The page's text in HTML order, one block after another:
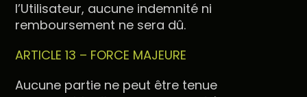
l’Utilisateur, aucune indemnité ni
remboursement ne sera dû.
ARTICLE 13 – FORCE MAJEURE
Aucune partie ne peut être tenue